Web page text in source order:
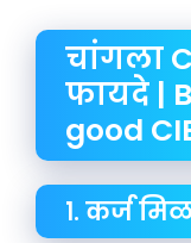
चांगला
फायदे |
good
१. कर्ज